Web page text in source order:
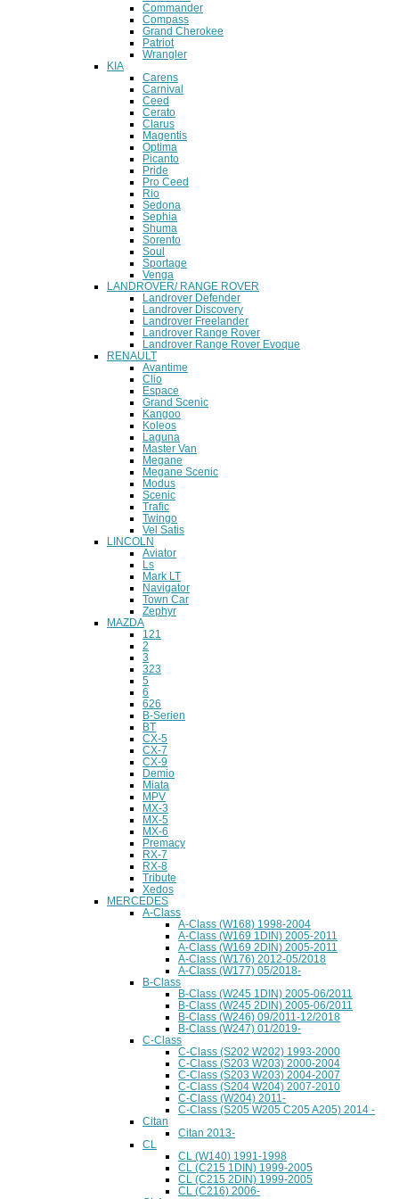
Commander
Compass
Grand Cherokee
Patriot
Wrangler
KIA
Carens
Carnival
Ceed
Cerato
Clarus
Magentis
Optima
Picanto
Pride
Pro Ceed
Rio
Sedona
Sephia
Shuma
Sorento
Soul
Sportage
Venga
LANDROVER/ RANGE ROVER
Landrover Defender
Landrover Discovery
Landrover Freelander
Landrover Range Rover
Landrover Range Rover Evoque
RENAULT
Avantime
Clio
Espace
Grand Scenic
Kangoo
Koleos
Laguna
Master Van
Megane
Megane Scenic
Modus
Scenic
Trafic
Twingo
Vel Satis
LINCOLN
Aviator
Ls
Mark LT
Navigator
Town Car
Zephyr
MAZDA
121
2
3
323
5
6
626
B-Serien
BT
CX-5
CX-7
CX-9
Demio
Miata
MPV
MX-3
MX-5
MX-6
Premacy
RX-7
RX-8
Tribute
Xedos
MERCEDES
A-Class
A-Class (W168) 1998-2004
A-Class (W169 1DIN) 2005-2011
A-Class (W169 2DIN) 2005-2011
A-Class (W176) 2012-05/2018
A-Class (W177) 05/2018-
B-Class
B-Class (W245 1DIN) 2005-06/2011
B-Class (W245 2DIN) 2005-06/2011
B-Class (W246) 09/2011-12/2018
B-Class (W247) 01/2019-
C-Class
C-Class (S202 W202) 1993-2000
C-Class (S203 W203) 2000-2004
C-Class (S203 W203) 2004-2007
C-Class (S204 W204) 2007-2010
C-Class (W204) 2011-
C-Class (S205 W205 C205 A205) 2014 -
Citan
Citan 2013-
CL
CL (W140) 1991-1998
CL (C215 1DIN) 1999-2005
CL (C215 2DIN) 1999-2005
CL (C216) 2006-